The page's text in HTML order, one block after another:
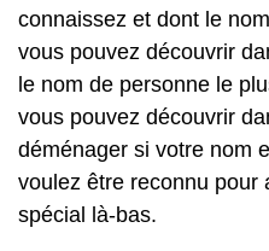
connaissez et dont le
vous pouvez découvrir
le nom de personne le
vous pouvez découvrir
déménager si votre nom
voulez être reconnu pour
spécial là-bas.